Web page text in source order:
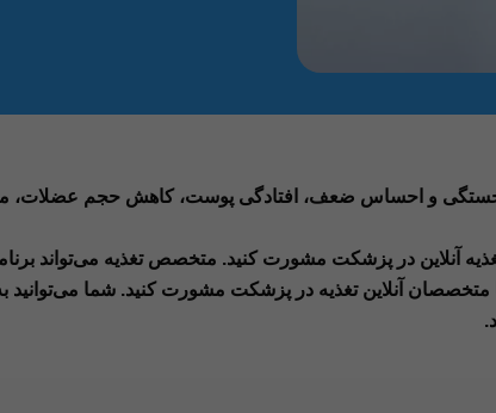
خستگی و احساس ضعف، افتادگی پوست، کاهش حجم عضلات،
آنلاین در پزشکت مشورت کنید. متخصص تغذیه می‌تواند
با متخصصان آنلاین تغذیه در پزشکت مشورت کنید. شما